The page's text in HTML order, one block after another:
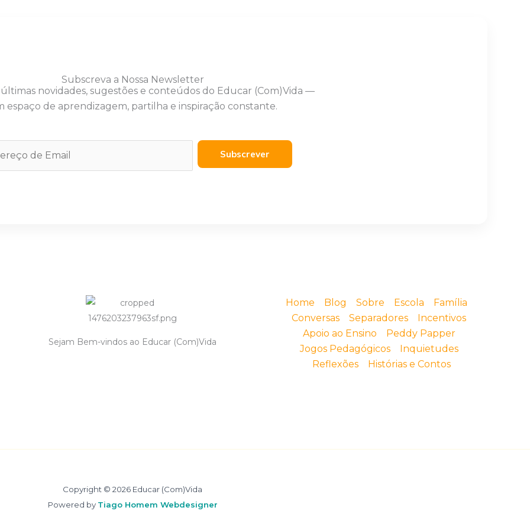
Subscreva a Nossa Newsletter
últimas novidades, sugestões e conteúdos do Educar (Com)Vida —
espaço de aprendizagem, partilha e inspiração constante.
Subscrever
Sejam Bem-vindos ao Educar (Com)Vida
Home Blog Sobre Escola
Família
Conversas
Separadores
Incentivos
Apoio ao Ensino
Peddy Papper
Jogos Pedagógicos
Inquietudes
Reflexões
Histórias e Contos
Copyright © 2026 Educar (Com)Vida
Powered by Tiago Homem Webdesigner